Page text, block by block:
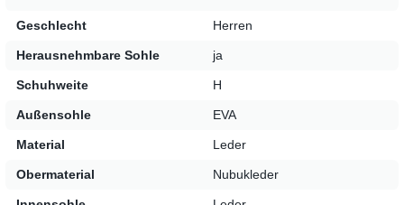
Entdecken Sie die perfekte Mischung aus Komfort und Stil,
ideal für all diejenigen, die ihre Abenteuer mit einem Hauch
von Eleganz erleben möchten.
Geschlecht Herren
Herausnehmbare Sohle ja
Schuhweite H
Außensohle EVA
Material Leder
Obermaterial Nubukleder